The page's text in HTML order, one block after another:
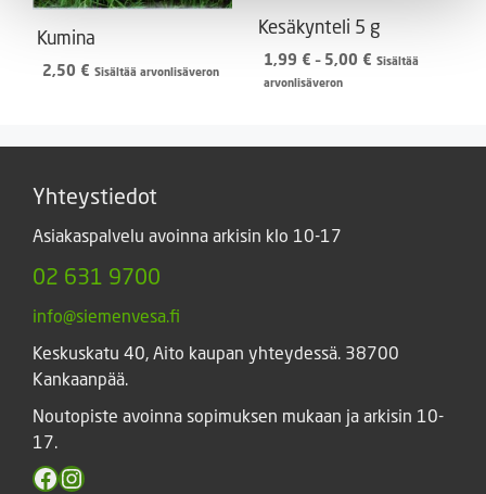
Kumina
2,50 € Sisältää arvonlisäveron
Kesäkynteli 5 g
1,99 € – 5,00 € Hintaluokka:
Sisältää
arvonlisäveron
Yhteystiedot
Asiakaspalvelu avoinna arkisin klo 10-17
02 631 9700
info@siemenvesa.fi
Keskuskatu 40, Aito kaupan yhteydessä. 38700
Kankaanpää.
Noutopiste avoinna sopimuksen mukaan ja arkisin 10-
17.
Facebook
Instagram